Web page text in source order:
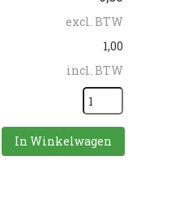
excl. BTW
1,00
incl. BTW
In Winkelwagen